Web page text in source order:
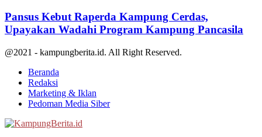
Pansus Kebut Raperda Kampung Cerdas,
Upayakan Wadahi Program Kampung Pancasila
@2021 - kampungberita.id. All Right Reserved.
Beranda
Redaksi
Marketing & Iklan
Pedoman Media Siber